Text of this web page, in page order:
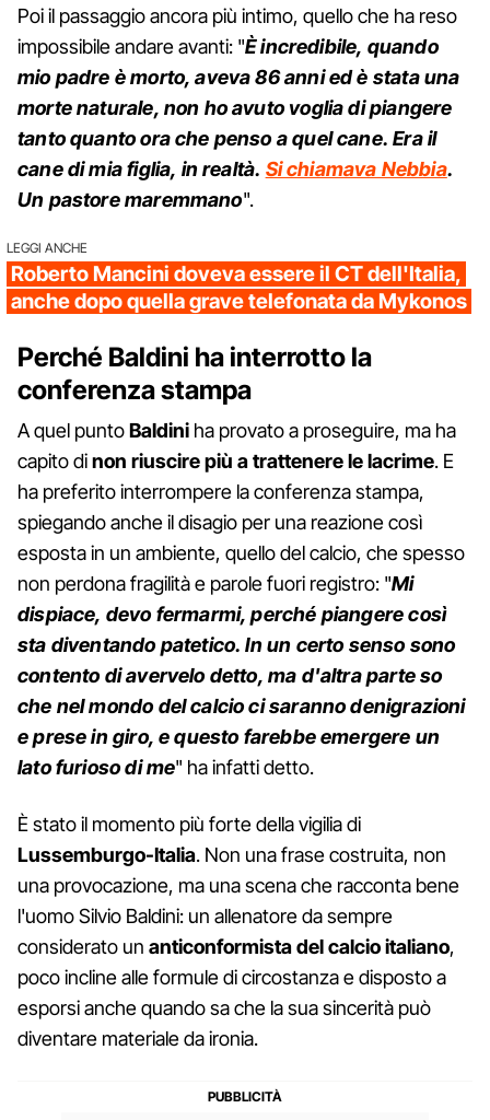
Poi il passaggio ancora più intimo, quello che ha reso
impossibile andare avanti: "È incredibile, quando
mio padre è morto, aveva 86 anni ed è stata una
morte naturale, non ho avuto voglia di piangere
tanto quanto ora che penso a quel cane. Era il
cane di mia figlia, in realtà. Si chiamava Nebbia.
Un pastore maremmano".
LEGGI ANCHE
Roberto Mancini doveva essere il CT dell'Italia,
anche dopo quella grave telefonata da Mykonos
Perché Baldini ha interrotto la
conferenza stampa
A quel puntoBaldini ha provato a proseguire, ma ha
capito dinon riuscire più a trattenere le lacrime. E
ha preferito interrompere la conferenza stampa,
spiegando anche il disagio per una reazione così
esposta in un ambiente, quello del calcio, che spesso
non perdona fragilità e parole fuori registro: "Mi
dispiace, devo fermarmi, perché piangere così
sta diventando patetico. In un certo senso sono
contento di avervelo detto, ma d'altra parte so
che nel mondo del calcio ci saranno denigrazioni
e prese in giro, e questo farebbe emergere un
lato furioso di me" ha infatti detto.
È stato il momento più forte della vigilia di
Lussemburgo-Italia. Non una frase costruita, non
una provocazione, ma una scena che racconta bene
l'uomo Silvio Baldini: un allenatore da sempre
considerato un anticonformista del calcio italiano,
poco incline alle formule di circostanza e disposto a
esporsi anche quando sa che la sua sincerità può
diventare materiale da ironia.